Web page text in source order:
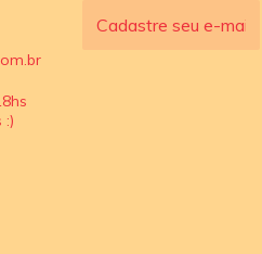
:)